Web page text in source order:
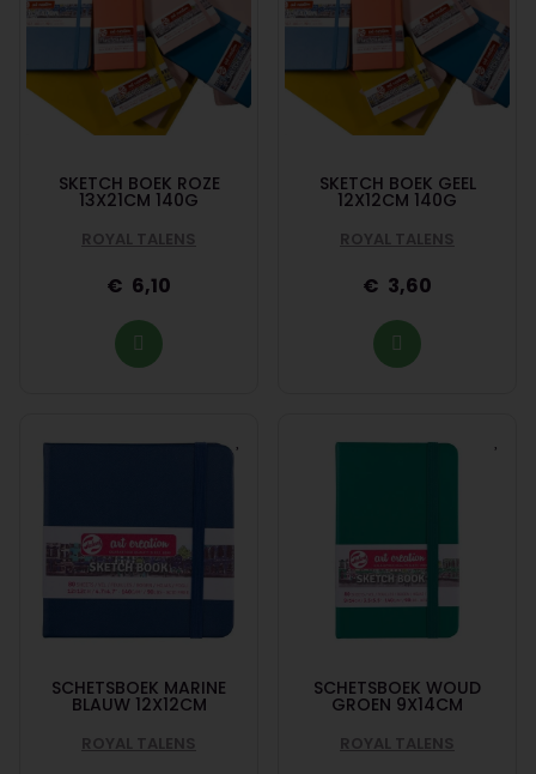
SKETCH BOEK ROZE
13X21CM 140G
ROYAL TALENS
6,10
SKETCH BOEK GEEL
12X12CM 140G
ROYAL TALENS
3,60
SCHETSBOEK MARINE
BLAUW 12X12CM
ROYAL TALENS
SCHETSBOEK WOUD
GROEN 9X14CM
ROYAL TALENS